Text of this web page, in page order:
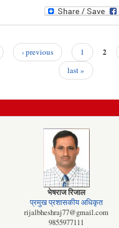
‹ previous 1 2
last »
भेषराज रिजाल
प्रमुख प्रशासकीय अधिकृत
rijalbheshraj77@gmail.com
9855977111